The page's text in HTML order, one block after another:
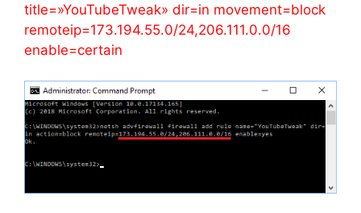
title=»YouTubeTweak» dir=in movement=block
remoteip=173.194.55.0/24,206.111.0.0/16
enable=certain